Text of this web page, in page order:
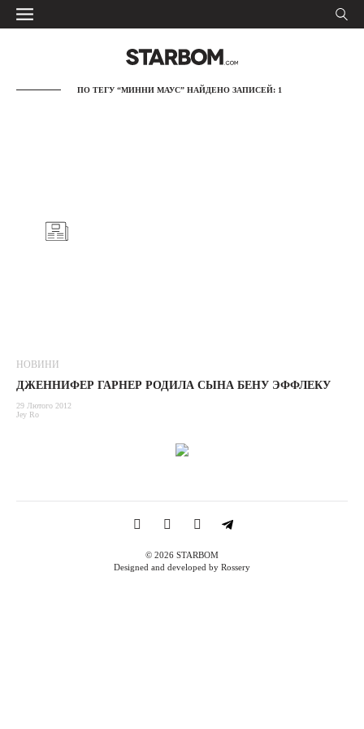
ПО ТЕГУ “МИННИ МАУС” НАЙДЕНО ЗАПИСЕЙ: 1
НОВИНИ
ДЖЕННИФЕР ГАРНЕР РОДИЛА СЫНА БЕНУ ЭФФЛЕКУ
29 Лютого 2012
Jey Ro
© 2026 STARBOM
Designed and developed by Rossery